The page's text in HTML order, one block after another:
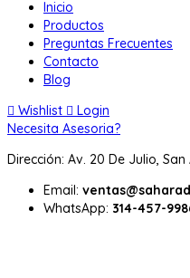
Inicio
Productos
Preguntas Frecuentes
Contacto
Blog
Wishlist
Login
Necesita Asesoria?
Dirección: Av. 20 De Julio,
Email:
WhatsApp: 314-457-